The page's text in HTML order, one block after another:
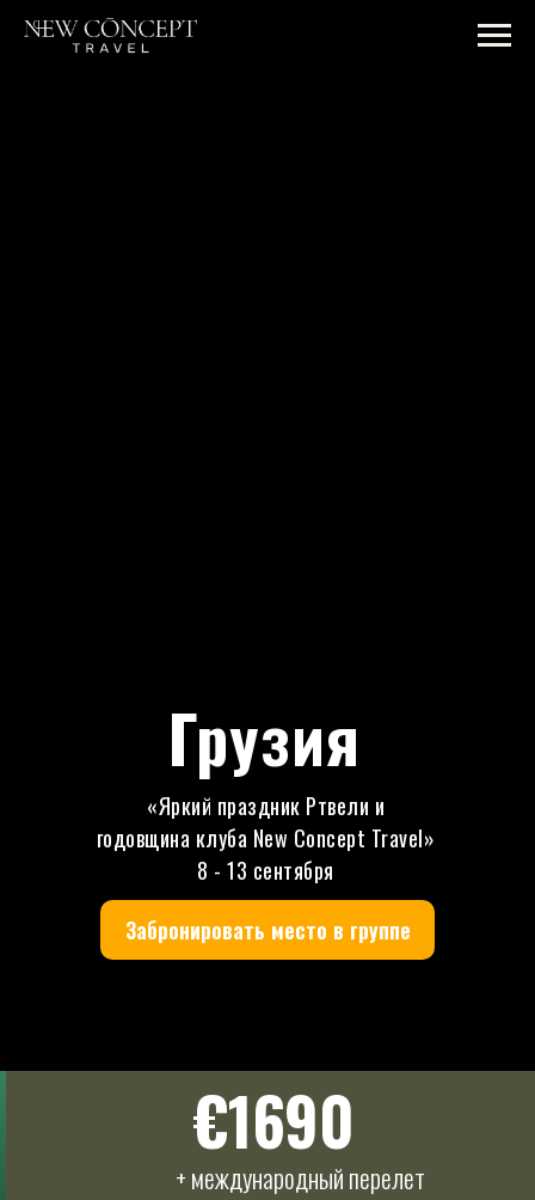
Грузия
«Яркий праздник Ртвели и
годовщина клуба New Concept Travel»
8 - 13 сентября
Забронировать место в группе
€1690
+ международный перелет